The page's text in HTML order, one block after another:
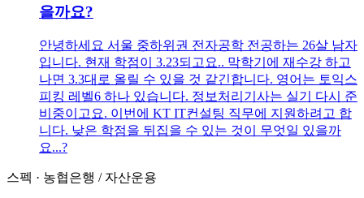
을까요?
안녕하세요 서울 중하위권 전자공학 전공하는 26살 남자
입니다. 현재 학점이 3.23되고요.. 막학기에 재수강 하고
나면 3.3대로 올릴 수 있을 것 같긴합니다. 영어는 토익스
피킹 레벨6 하나 있습니다. 정보처리기사는 실기 다시 준
비중이고요. 이번에 KT IT컨설팅 직무에 지원하려고 합
니다. 낮은 학점을 뒤집을 수 있는 것이 무엇일 있을까
요...?
스펙 · 농협은행 / 자산운용